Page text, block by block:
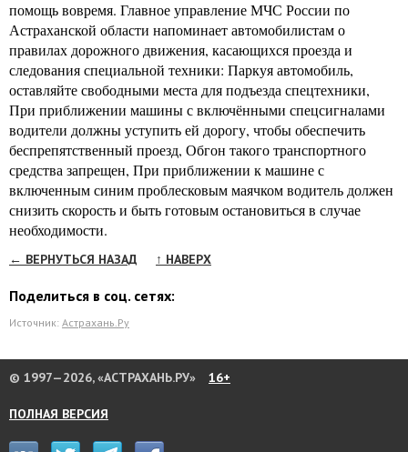
помощь вовремя. Главное управление МЧС России по
Астраханской области напоминает автомобилистам о
правилах дорожного движения, касающихся проезда и
следования специальной техники: Паркуя автомобиль,
оставляйте свободными места для подъезда спецтехники,
При приближении машины с включёнными спецсигналами
водители должны уступить ей дорогу, чтобы обеспечить
беспрепятственный проезд, Обгон такого транспортного
средства запрещен, При приближении к машине с
включенным синим проблесковым маячком водитель должен
снизить скорость и быть готовым остановиться в случае
необходимости.
← ВЕРНУТЬСЯ НАЗАД ↑ НАВЕРХ
Поделиться в соц. сетях:
Источник: Астрахань.Ру
© 1997—2026, «АСТРАХАНЬ.РУ» 16+
ПОЛНАЯ ВЕРСИЯ